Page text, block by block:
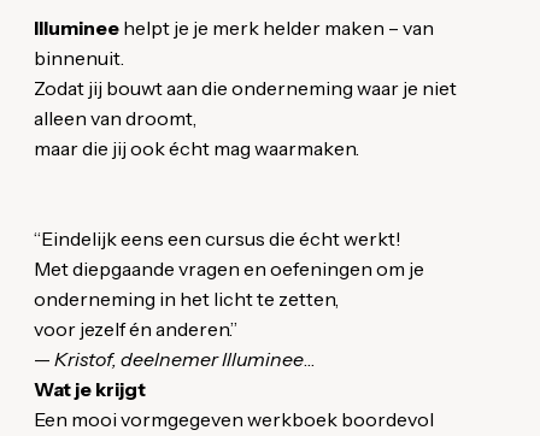
Illuminee helpt je je merk helder maken – van
binnenuit.
Zodat jij bouwt aan die onderneming waar je niet
alleen van droomt,
maar die jij ook écht mag waarmaken.
“Eindelijk eens een cursus die écht werkt!
Met diepgaande vragen en oefeningen om je
onderneming in het licht te zetten,
voor jezelf én anderen.”
—Kristof, deelnemer Illuminee
Wat je krijgt
Een mooi vormgegeven werkboek boordevol